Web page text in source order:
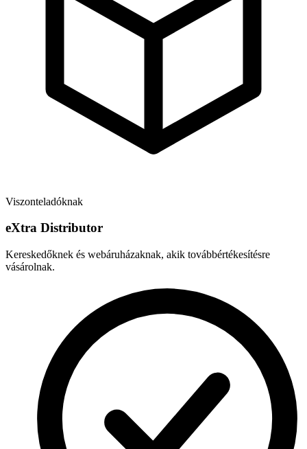
Viszonteladóknak
eXtra Distributor
Kereskedőknek és webáruházaknak, akik továbbértékesítésre
vásárolnak.